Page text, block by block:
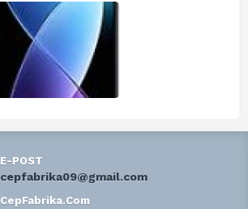
E-POST
cepfabrika09@gmail.com
CepFabrika.Com